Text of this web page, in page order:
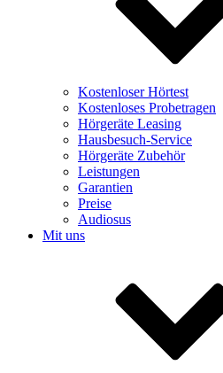
Kostenloser Hörtest
Kostenloses Probetragen
Hörgeräte Leasing
Hausbesuch-Service
Hörgeräte Zubehör
Leistungen
Garantien
Preise
Audiosus
Mit uns